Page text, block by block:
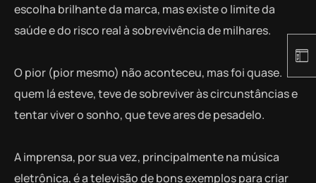
escolha brilhante da marca, mas existe o limite da
saúde e do risco real à sobrevivência de milhares.
O pior (pior mesmo) não aconteceu, mas foi quase.
quem lá esteve, teve de sobreviver às circunstâncias e
tentar viver o sonho, que teve ares de pesadelo.
A imprensa, por sua vez, principalmente na música
eletrônica, é a televisão de bons exemplos para criar